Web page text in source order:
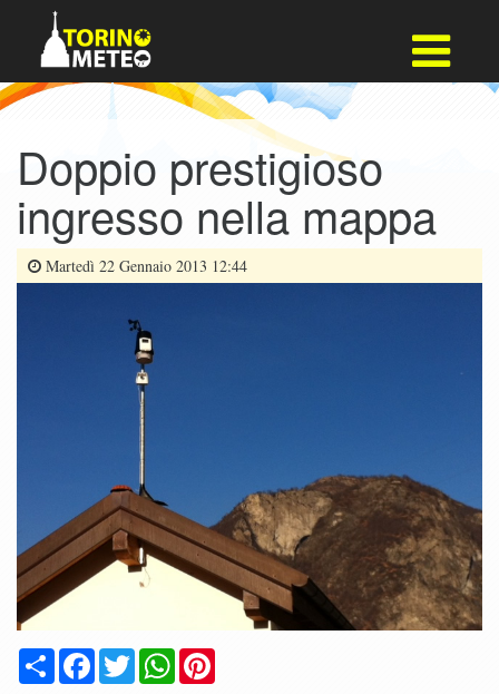
Doppio prestigioso
ingresso nella mappa
Martedì 22 Gennaio 2013 12:44
CondividiFacebook
TwitterWhatsApp